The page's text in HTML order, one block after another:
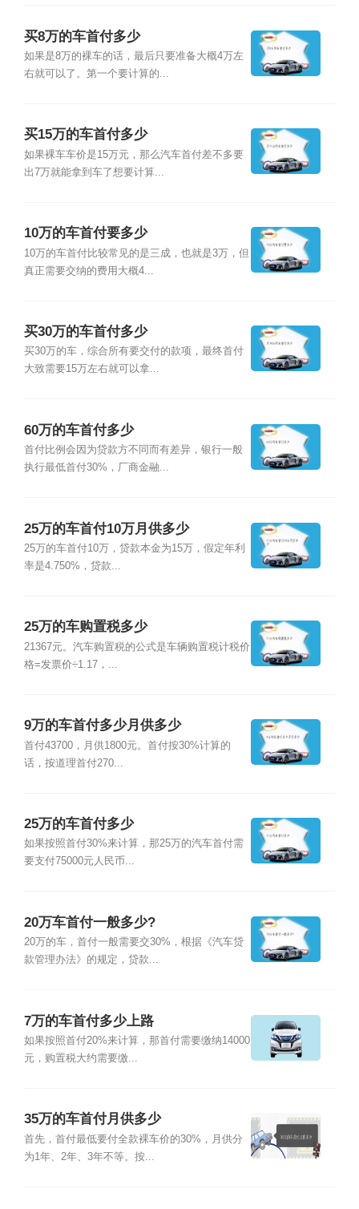
买8万的车首付多少
如果是8万的裸车的话，最后只要准备大概4万左
右就可以了。第一个要计算的...
买15万的车首付多少
如果裸车车价是15万元，那么汽车首付差不多要
出7万就能拿到车了想要计算...
10万的车首付要多少
10万的车首付比较常见的是三成，也就是3万，但
真正需要交纳的费用大概4...
买30万的车首付多少
买30万的车，综合所有要交付的款项，最终首付
大致需要15万左右就可以拿...
60万的车首付多少
首付比例会因为贷款方不同而有差异，银行一般
执行最低首付30%，厂商金融...
25万的车首付10万月供多少
25万的车首付10万，贷款本金为15万，假定年利
率是4.750%，贷款...
25万的车购置税多少
21367元。汽车购置税的公式是车辆购置税计税价
格=发票价÷1.17，...
9万的车首付多少月供多少
首付43700，月供1800元。首付按30%计算的
话，按道理首付270...
25万的车首付多少
如果按照首付30%来计算，那25万的汽车首付需
要支付75000元人民币...
20万车首付一般多少?
20万的车，首付一般需要交30%，根据《汽车贷
款管理办法》的规定，贷款...
7万的车首付多少上路
如果按照首付20%来计算，那首付需要缴纳14000
元，购置税大约需要缴...
35万的车首付月供多少
首先，首付最低要付全款裸车价的30%，月供分
为1年、2年、3年不等。按...